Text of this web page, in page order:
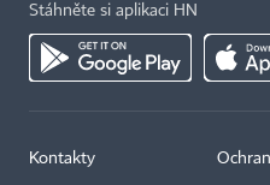
Stáhněte si aplikaci HN
Kontakty